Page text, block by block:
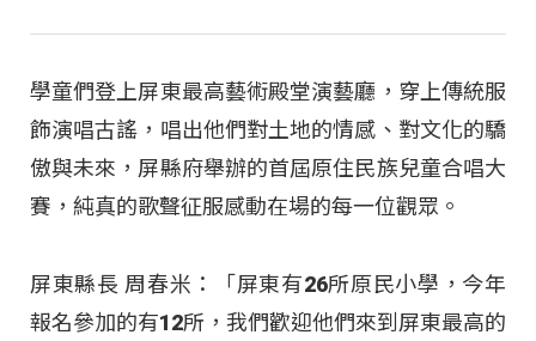
學童們登上屏東最高藝術殿堂演藝廳，穿上傳統服
飾演唱古謠，唱出他們對土地的情感、對文化的驕
傲與未來，屏縣府舉辦的首屆原住民族兒童合唱大
賽，純真的歌聲征服感動在場的每一位觀眾。
屏東縣長 周春米：「屏東有26所原民小學，今年
報名參加的有12所，我們歡迎他們來到屏東最高的